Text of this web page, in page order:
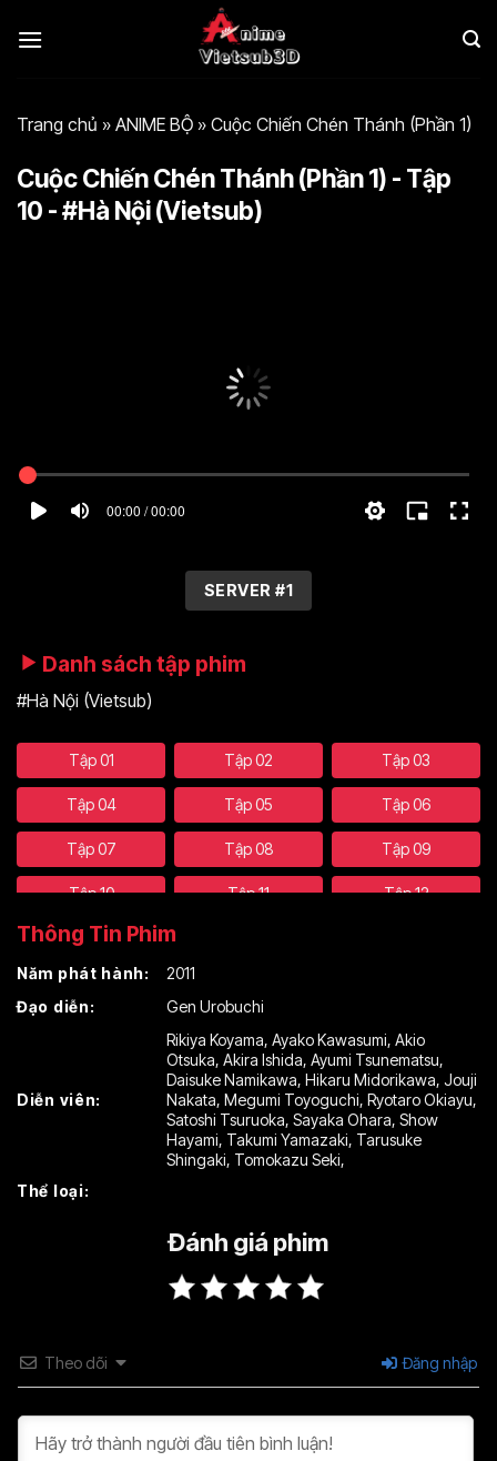
qua
Trang chủ » ANIME BỘ » Cuộc Chiến Chén Thánh (Phần 1)
Cuộc Chiến Chén Thánh (Phần 1) - Tập
10 - #Hà Nội (Vietsub)
00:00 / 00:00
SERVER #1
Danh sách tập phim
#Hà Nội (Vietsub)
Tập 01 Tập 02 Tập 03
Tập 04 Tập 05 Tập 06
Tập 07 Tập 08 Tập 09
Tập 10 Tập 11 Tập 12
Tập 13
Thông Tin Phim
Năm phát hành:
2011
Đạo diễn:
Gen Urobuchi
Diễn viên:
Rikiya Koyama, Ayako Kawasumi, Akio
Otsuka, Akira Ishida, Ayumi Tsunematsu,
Daisuke Namikawa, Hikaru Midorikawa, Jouji
Nakata, Megumi Toyoguchi, Ryotaro Okiayu,
Satoshi Tsuruoka, Sayaka Ohara, Show
Hayami, Takumi Yamazaki, Tarusuke
Shingaki, Tomokazu Seki,
Thể loại:
Đánh giá phim
Theo dõi Đăng nhập